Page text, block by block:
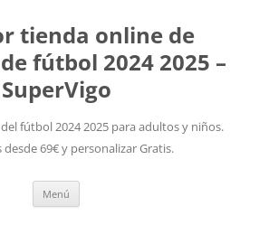
tienda online de
fútbol 2024 2025 –
SuperVigo
fútbol 2024 2025 para adultos y niños.
desde 69€ y personalizar Gratis.
Menú